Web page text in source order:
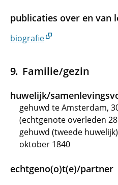
publicaties over en van
biografie
Familie/gezin
huwelijk/
gehuwd te Amsterdam,
(echtgenote overleden
gehuwd (tweede
oktober 1840
echtgeno(o)t(e)/partner